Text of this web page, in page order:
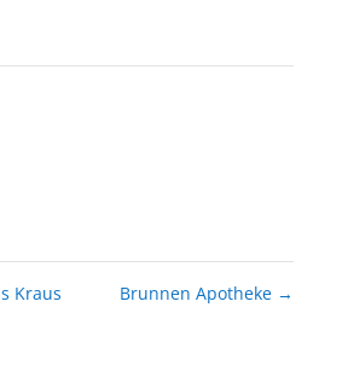
Kraus Brunnen Apotheke →